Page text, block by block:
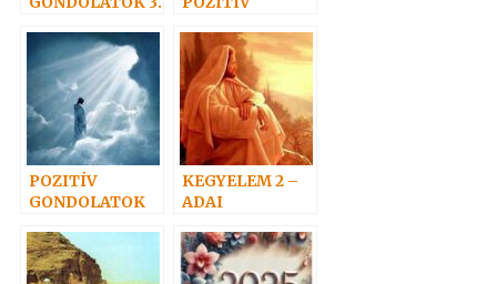
POZITÍV
GONDOLATOK
KEGYELEM 2 –
ADAI